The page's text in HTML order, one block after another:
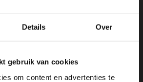
Details Over
gebruik van cookies
om content en advertenties te
SHIRTSUPPLIER.NL
voor mannen